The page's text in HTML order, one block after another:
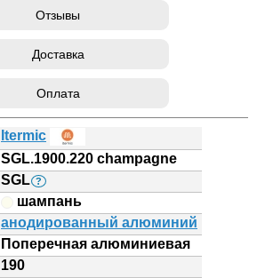
Отзывы
Доставка
Оплата
Itermic
SGL.1900.220 champagne
SGL ?
шампань
анодированный алюминий
Поперечная алюминиевая
190